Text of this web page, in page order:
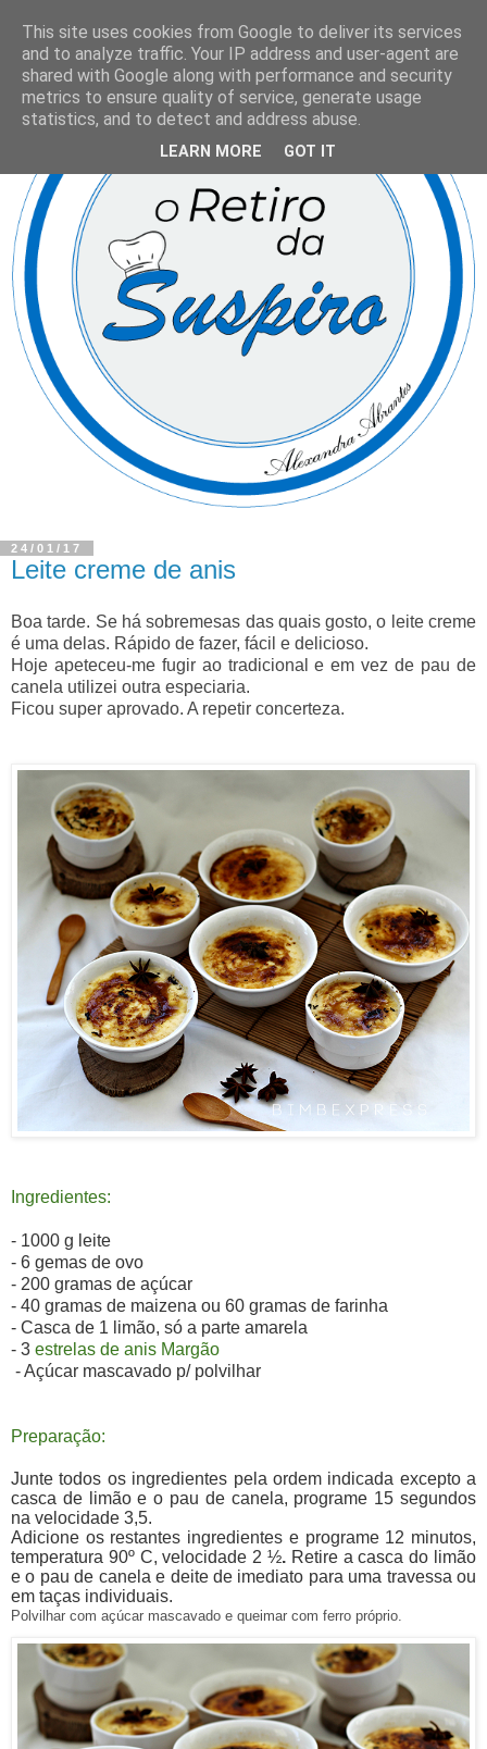
24/01/17
Leite creme de anis
Boa tarde. Se há sobremesas das quais gosto, o leite creme
é uma delas. Rápido de fazer, fácil e delicioso.
Hoje apeteceu-me fugir ao tradicional e em vez de pau de
canela utilizei outra especiaria.
Ficou super aprovado. A repetir concerteza.
Ingredientes:
- 1000 g leite
- 6 gemas de ovo
- 200 gramas de açúcar
- 40 gramas de maizena ou 60 gramas de farinha
- Casca de 1 limão, só a parte amarela
- 3 estrelas de anis Margão
- Açúcar mascavado p/ polvilhar
Preparação:
Junte todos os ingredientes pela ordem indicada excepto a
casca de limão e o pau de canela, programe 15 segundos
na velocidade 3,5.
Adicione os restantes ingredientes e programe 12 minutos,
temperatura 90º C, velocidade 2 ½. Retire a casca do limão
e o pau de canela e deite de imediato para uma travessa ou
em taças individuais.
Polvilhar com açúcar mascavado e queimar com ferro próprio.
This site uses cookies from Google to deliver its services
and to analyze traffic. Your IP address and user-agent are
shared with Google along with performance and security
metrics to ensure quality of service, generate usage
statistics, and to detect and address abuse.
LEARN MORE GOT IT